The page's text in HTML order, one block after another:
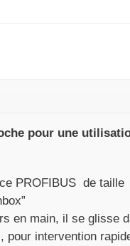
pour une
PROFIBUS de taille
en main, il se glisse
pour intervention